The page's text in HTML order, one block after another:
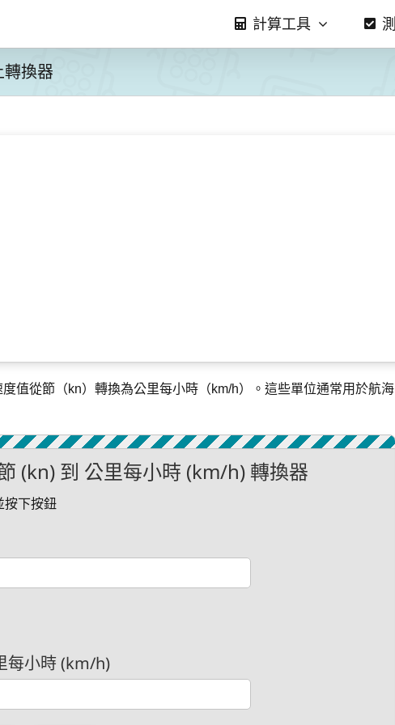
計算工具
換器
值從節（kn）轉換為公里每小時（km/h）。這些單位通常用於航
(kn) 到 公里每小時 (km/h) 轉換器
按下按鈕
每小時 (km/h)